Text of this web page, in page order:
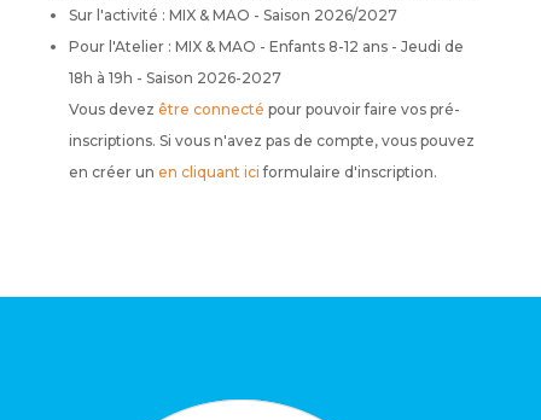
Sur l'activité : MIX & MAO - Saison 2026/2027
Pour l'Atelier : MIX & MAO - Enfants 8-12 ans - Jeudi de
18h à 19h - Saison 2026-2027
Vous devez être connecté pour pouvoir faire vos pré-
inscriptions. Si vous n'avez pas de compte, vous pouvez
en créer un en cliquant ici formulaire d'inscription.